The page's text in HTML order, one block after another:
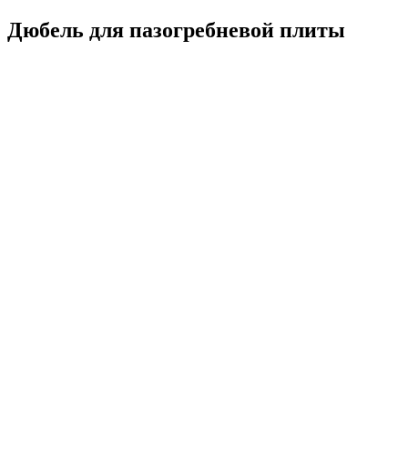
Дюбель для пазогребневой плиты